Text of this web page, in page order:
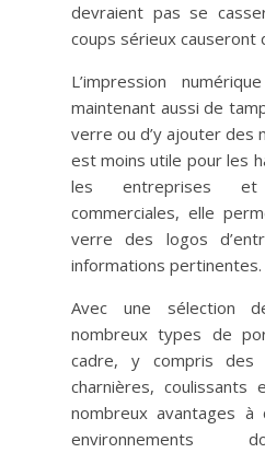
devraient pas se
coups sérieux causeront
L’impression
maintenant aussi de
verre ou d’y ajouter des
est moins utile pour les
les entreprises
commerciales, elle
verre des logos
informations pertinentes.
Avec une sélection
nombreux types de
cadre, y compris des
charnières,
nombreux avantages à
environnements